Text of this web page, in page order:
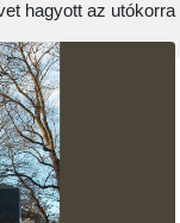
hagyott az